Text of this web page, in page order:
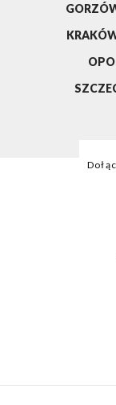
Centrum
Naziemna
System NOS